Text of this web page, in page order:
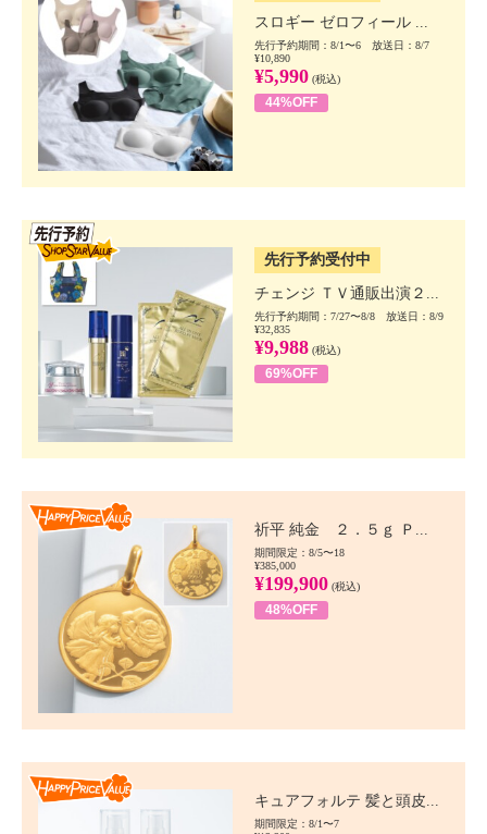
スロギー ゼロフィール ...
先行予約期間：8/1〜6 放送日：8/7
¥10,890
¥5,990 (税込)
44%OFF
先行予約受付中
チェンジ ＴＶ通販出演２...
先行予約期間：7/27〜8/8 放送日：8/9
¥32,835
¥9,988 (税込)
69%OFF
祈平 純金 ２．５ｇ Ｐ...
期間限定：8/5〜18
¥385,000
¥199,900 (税込)
48%OFF
キュアフォルテ 髪と頭皮...
期間限定：8/1〜7